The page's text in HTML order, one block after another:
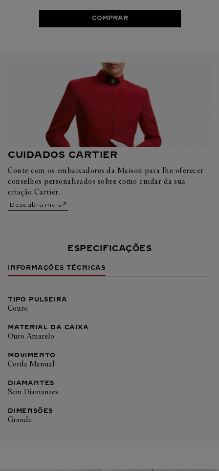
COMPRAR
CUIDADOS CARTIER
Conte com os embaixadores da Maison para lhe oferecer
conselhos personalizados sobre como cuidar da sua
criação Cartier.
Descubra mais
ESPECIFICAÇÕES
INFORMAÇÕES TÉCNICAS
TIPO PULSEIRA
Couro
MATERIAL DA CAIXA
Ouro Amarelo
MOVIMENTO
Corda Manual
DIAMANTES
Sem Diamantes
DIMENSÕES
Grande